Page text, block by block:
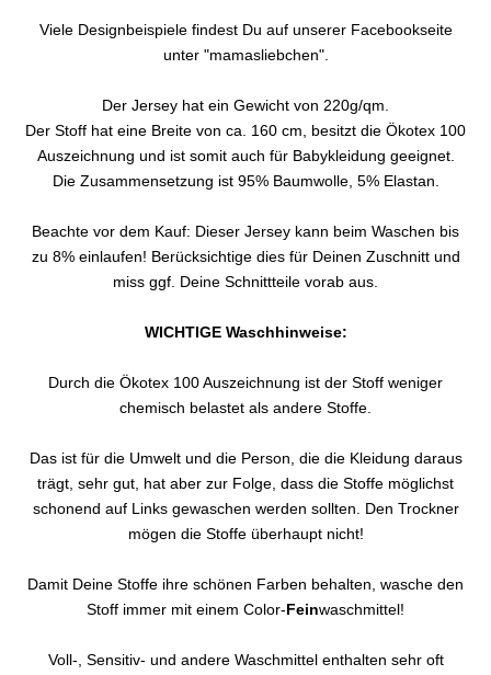
Viele Designbeispiele findest Du auf unserer Facebookseite
unter "mamasliebchen".
Der Jersey hat ein Gewicht von 220g/qm.
Der Stoff hat eine Breite von ca. 160 cm, besitzt die Ökotex 100
Auszeichnung und ist somit auch für Babykleidung geeignet.
Die Zusammensetzung ist 95% Baumwolle, 5% Elastan.
Beachte vor dem Kauf: Dieser Jersey kann beim Waschen bis
zu 8% einlaufen! Berücksichtige dies für Deinen Zuschnitt und
miss ggf. Deine Schnittteile vorab aus.
WICHTIGE Waschhinweise:
Durch die Ökotex 100 Auszeichnung ist der Stoff weniger
chemisch belastet als andere Stoffe.
Das ist für die Umwelt und die Person, die die Kleidung daraus
trägt, sehr gut, hat aber zur Folge, dass die Stoffe möglichst
schonend auf Links gewaschen werden sollten. Den Trockner
mögen die Stoffe überhaupt nicht!
Damit Deine Stoffe ihre schönen Farben behalten, wasche den
Stoff immer mit einem Color-Feinwaschmittel!
Voll-, Sensitiv- und andere Waschmittel enthalten sehr oft